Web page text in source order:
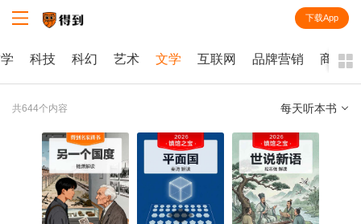
下载App
科技 科幻 艺术 文学 互联网 品牌营销 商业
共644个内容 每天听本书
全部
课程
每天听本书